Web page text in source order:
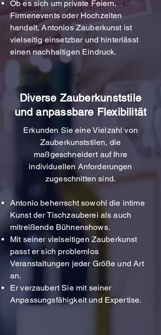
Ob es sich um private Feiern,
Firmenevents oder Hochzeiten
handelt, Antonios Zauberkunst ist
vielseitig einsetzbar und hinterlässt
einen nachhaltigen Eindruck.
Diverse Zauberkunststile
und anpassbare Flexibilität
Erkunden Sie eine Vielzahl von
Zauberkunststilen, die
maßgeschneidert auf Ihre
individuellen Anforderungen
zugeschnitten sind.
Antonio beherrscht sowohl die intime
Kunst der Tischzauberei als auch
mitreißende Bühnenshows.
Mit seiner vielseitigen Zauberkunst
passt er sich problemlos
Veranstaltungen jeder Größe und Art
an.
Er verzaubert Sie mit seiner
Anpassungsfähigkeit und Expertise.